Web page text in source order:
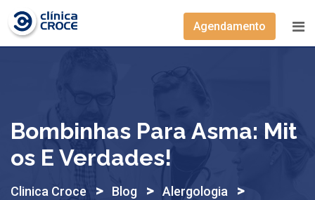
Skip
content
Agendamento
Bombinhas Para Asma: Mit
Os E Verdades!
Clinica Croce > Blog > Alergologia >